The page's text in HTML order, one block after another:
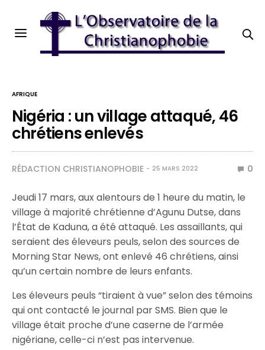
AFRIQUE
Nigéria : un village attaqué, 46
chrétiens enlevés
RÉDACTION CHRISTIANOPHOBIE 25 MARS 2022 0
Jeudi 17 mars, aux alentours de 1 heure du matin, le
village à majorité chrétienne d’Agunu Dutse, dans
l’État de Kaduna, a été attaqué. Les assaillants, qui
seraient des éleveurs peuls, selon des sources de
Morning Star News, ont enlevé 46 chrétiens, ainsi
qu’un certain nombre de leurs enfants.
Les éleveurs peuls “tiraient à vue” selon des témoins
qui ont contacté le journal par SMS. Bien que le
village était proche d’une caserne de l’armée
nigériane, celle-ci n’est pas intervenue.